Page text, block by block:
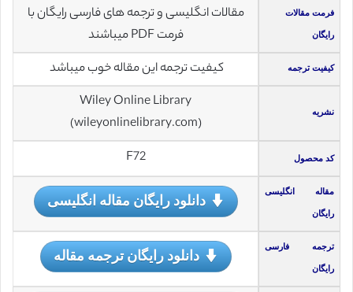
فرمت مقالات
رایگان
مقالات انگلیسی و ترجمه های فارسی رایگان با
فرمت PDF میباشند
کیفیت ترجمه کیفیت ترجمه این مقاله خوب میباشد
نشریه
Wiley Online Library
(wileyonlinelibrary.com)
کد محصول F72
مقاله انگلیسی
رایگان
دانلود رایگان مقاله انگلیسی
ترجمه فارسی
رایگان
دانلود رایگان ترجمه مقاله